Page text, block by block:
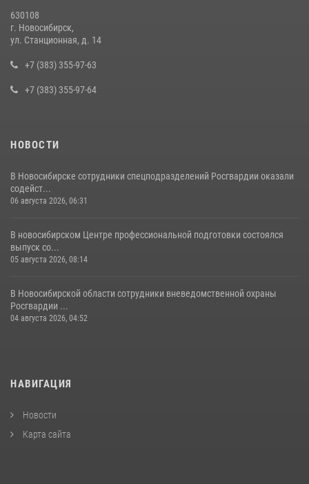
29 июля 2026, 05:19
Росгвардии задержан подозреваемый в грабеже
13 июля 2026, 05:38
630108
г. Новосибирск,
ул. Станционная, д. 14
+7 (383) 355-97-63
+7 (383) 355-97-64
НОВОСТИ
В Новосибирске сотрудники спецподразделений Росгвардии оказали
содейст...
06 августа 2026, 06:31
В новосибирском Центре профессиональной подготовки состоялся
выпуск со...
05 августа 2026, 08:14
В Новосибирской области сотрудники вневедомственной охраны
Росгвардии ...
04 августа 2026, 04:52
НАВИГАЦИЯ
Новости
Карта сайта